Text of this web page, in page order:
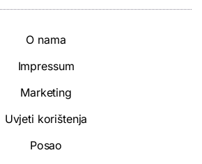
O nama
Impressum
Marketing
Uvjeti korištenja
Posao